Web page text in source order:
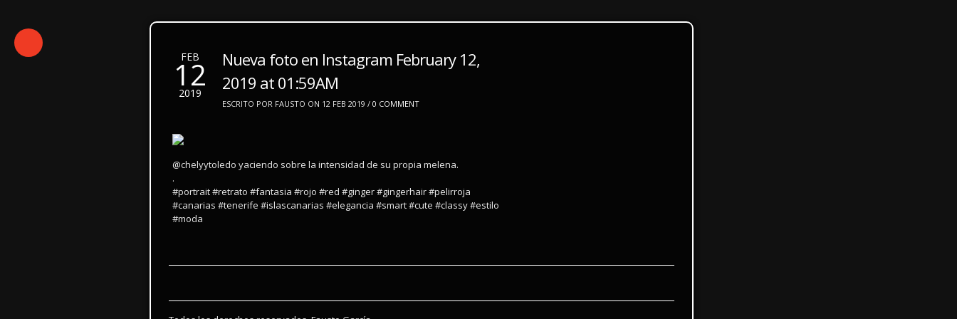
FEB
12
2019
Nueva foto en Instagram February 12,
2019 at 01:59AM
ESCRITO POR FAUSTO ON 12 FEB 2019 / 0 COMMENT
@chelyytoledo yaciendo sobre la intensidad de su propia melena.
.
#portrait #retrato #fantasia #rojo #red #ginger #gingerhair #pelirroja
#canarias #tenerife #islascanarias #elegancia #smart #cute #classy #estilo
#moda